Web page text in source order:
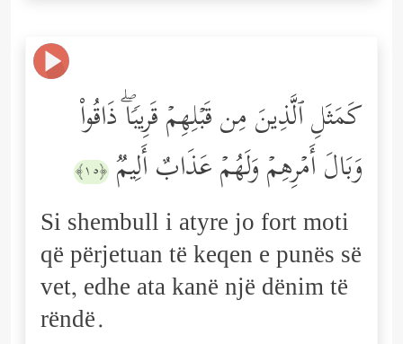
كَمَثَلِ ٱلَّذِینَ مِن قَبۡلِهِمۡ قَرِیبࣰاۖ ذَاقُواْ
وَبَالَ أَمۡرِهِمۡ وَلَهُمۡ عَذَابٌ أَلِیمࣱ ﴿١٥﴾
Si shembull i atyre jo fort moti
që përjetuan të keqen e punës së
vet, edhe ata kanë një dënim të
rëndë.